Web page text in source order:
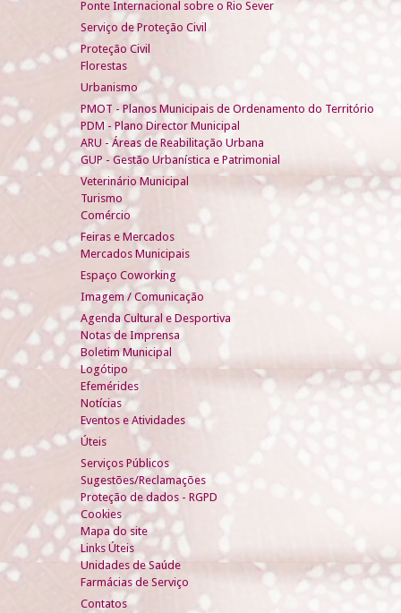
Ponte Internacional sobre o Rio Sever
Serviço de Proteção Civil
Proteção Civil
Florestas
Urbanismo
PMOT - Planos Municipais de Ordenamento do Território
PDM - Plano Director Municipal
ARU - Áreas de Reabilitação Urbana
GUP - Gestão Urbanística e Patrimonial
Veterinário Municipal
Turismo
Comércio
Feiras e Mercados
Mercados Municipais
Espaço Coworking
Imagem / Comunicação
Agenda Cultural e Desportiva
Notas de Imprensa
Boletim Municipal
Logótipo
Efemérides
Notícias
Eventos e Atividades
Úteis
Serviços Públicos
Sugestões/Reclamações
Proteção de dados - RGPD
Cookies
Mapa do site
Links Úteis
Unidades de Saúde
Farmácias de Serviço
Contatos